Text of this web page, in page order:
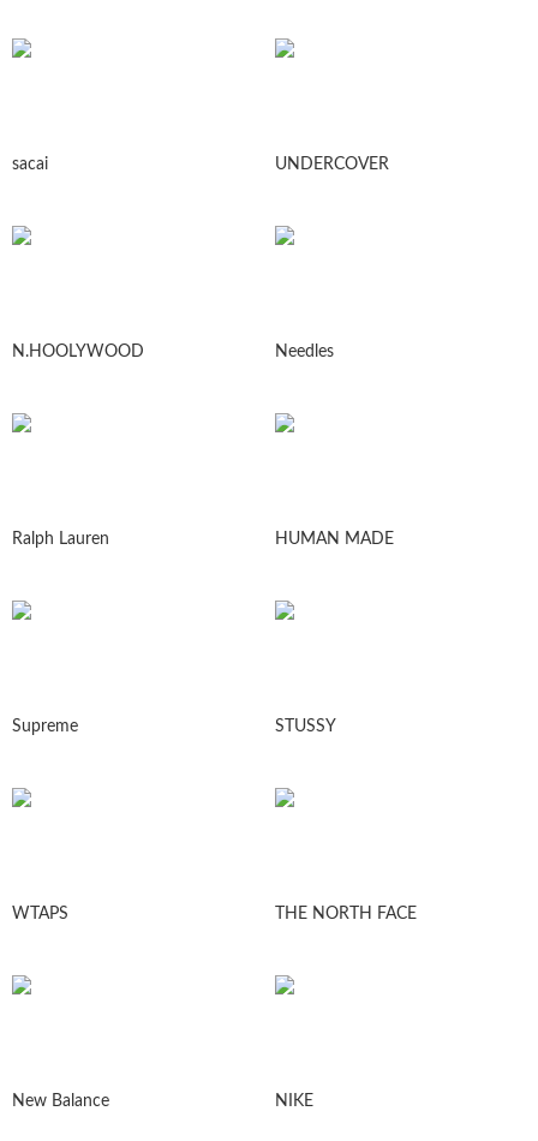
sacai UNDERCOVER
N.HOOLYWOOD Needles
Ralph Lauren HUMAN MADE
Supreme STUSSY
WTAPS THE NORTH FACE
New Balance NIKE